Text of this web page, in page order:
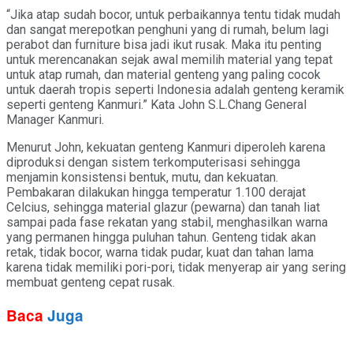
“Jika atap sudah bocor, untuk perbaikannya tentu tidak mudah
dan sangat merepotkan penghuni yang di rumah, belum lagi
perabot dan furniture bisa jadi ikut rusak. Maka itu penting
untuk merencanakan sejak awal memilih material yang tepat
untuk atap rumah, dan material genteng yang paling cocok
untuk daerah tropis seperti Indonesia adalah genteng keramik
seperti genteng Kanmuri.” Kata John S.L.Chang General
Manager Kanmuri.
Menurut John, kekuatan genteng Kanmuri diperoleh karena
diproduksi dengan sistem terkomputerisasi sehingga
menjamin konsistensi bentuk, mutu, dan kekuatan.
Pembakaran dilakukan hingga temperatur 1.100 derajat
Celcius, sehingga material glazur (pewarna) dan tanah liat
sampai pada fase rekatan yang stabil, menghasilkan warna
yang permanen hingga puluhan tahun. Genteng tidak akan
retak, tidak bocor, warna tidak pudar, kuat dan tahan lama
karena tidak memiliki pori-pori, tidak menyerap air yang sering
membuat genteng cepat rusak.
Baca Juga